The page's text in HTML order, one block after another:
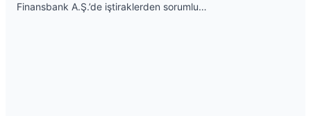
Finansbank A.Ş.’de iştiraklerden sorumlu…